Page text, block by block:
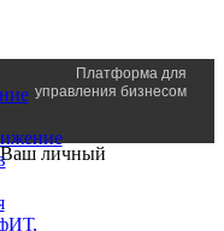
Платформа для
управления бизнесом
личный